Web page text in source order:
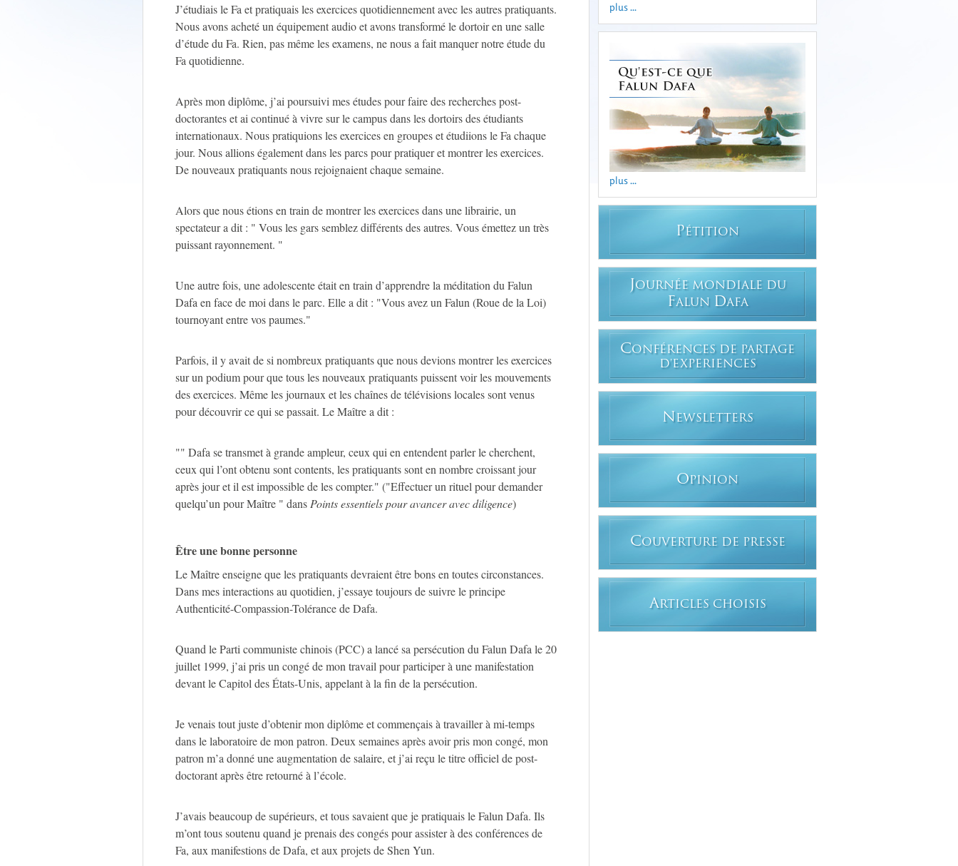
J’étudiais le Fa et pratiquais les exercices quotidiennement avec les autres pratiquants.
Nous avons acheté un équipement audio et avons transformé le dortoir en une salle
d’étude du Fa. Rien, pas même les examens, ne nous a fait manquer notre étude du
Fa quotidienne.
Après mon diplôme, j’ai poursuivi mes études pour faire des recherches post-
doctorantes et ai continué à vivre sur le campus dans les dortoirs des étudiants
internationaux. Nous pratiquions les exercices en groupes et étudiions le Fa chaque
jour. Nous allions également dans les parcs pour pratiquer et montrer les exercices.
De nouveaux pratiquants nous rejoignaient chaque semaine.
Alors que nous étions en train de montrer les exercices dans une librairie, un
spectateur a dit : " Vous les gars semblez différents des autres. Vous émettez un très
puissant rayonnement. "
Une autre fois, une adolescente était en train d’apprendre la méditation du Falun
Dafa en face de moi dans le parc. Elle a dit : "Vous avez un Falun (Roue de la Loi)
tournoyant entre vos paumes."
Parfois, il y avait de si nombreux pratiquants que nous devions montrer les exercices
sur un podium pour que tous les nouveaux pratiquants puissent voir les mouvements
des exercices. Même les journaux et les chaînes de télévisions locales sont venus
pour découvrir ce qui se passait. Le Maître a dit :
"" Dafa se transmet à grande ampleur, ceux qui en entendent parler le cherchent,
ceux qui l’ont obtenu sont contents, les pratiquants sont en nombre croissant jour
après jour et il est impossible de les compter." ("Effectuer un rituel pour demander
quelqu’un pour Maître " dans Points essentiels pour avancer avec diligence)
Être une bonne personne
Le Maître enseigne que les pratiquants devraient être bons en toutes circonstances.
Dans mes interactions au quotidien, j’essaye toujours de suivre le principe
Authenticité-Compassion-Tolérance de Dafa.
Quand le Parti communiste chinois (PCC) a lancé sa persécution du Falun Dafa le 20
juillet 1999, j’ai pris un congé de mon travail pour participer à une manifestation
devant le Capitol des États-Unis, appelant à la fin de la persécution.
Je venais tout juste d’obtenir mon diplôme et commençais à travailler à mi-temps
dans le laboratoire de mon patron. Deux semaines après avoir pris mon congé, mon
patron m’a donné une augmentation de salaire, et j’ai reçu le titre officiel de post-
doctorant après être retourné à l’école.
J’avais beaucoup de supérieurs, et tous savaient que je pratiquais le Falun Dafa. Ils
m’ont tous soutenu quand je prenais des congés pour assister à des conférences de
Fa, aux manifestions de Dafa, et aux projets de Shen Yun.
plus ...
plus ...
PÉTITION
JOURNÉE MONDIALE DU
FALUN DAFA
CONFÉRENCES DE PARTAGE
D'EXPERIENCES
N EWSLETTERS
OPINION
COUVERTURE DE PRESSE
ARTICLES CHOISIS